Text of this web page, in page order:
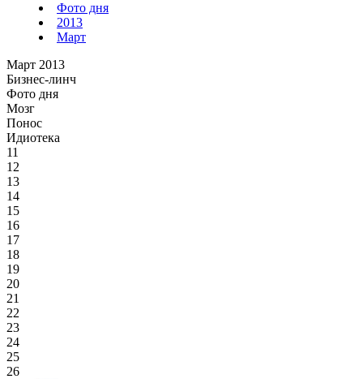
Фото дня
2013
Март
Март 2013
Бизнес-линч
Фото дня
Мозг
Понос
Идиотека
11
12
13
14
15
16
17
18
19
20
21
22
23
24
25
26